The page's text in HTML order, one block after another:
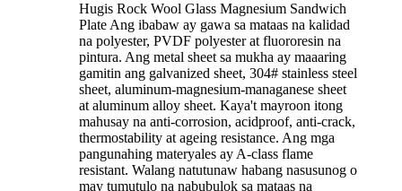
Hugis Rock Wool Glass Magnesium Sandwich
Plate Ang ibabaw ay gawa sa mataas na kalidad
na polyester, PVDF polyester at fluororesin na
pintura. Ang metal sheet sa mukha ay maaaring
gamitin ang galvanized sheet, 304# stainless steel
sheet, aluminum-magnesium-managanese sheet
at aluminum alloy sheet. Kaya't mayroon itong
mahusay na anti-corrosion, acidproof, anti-crack,
thermostability at ageing resistance. Ang mga
pangunahing materyales ay A-class flame
resistant. Walang natutunaw habang nasusunog o
may tumutulo na nabubulok sa mataas na